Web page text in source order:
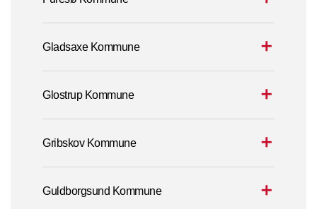
Gladsaxe Kommune
Glostrup Kommune
Gribskov Kommune
Guldborgsund Kommune